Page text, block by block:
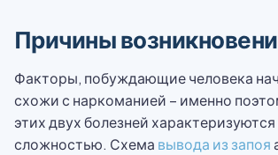
Причины
Факторы, побуждающие человека
схожи с наркоманией – именно
этих двух болезней
сложностью. Схема вывода из запоя